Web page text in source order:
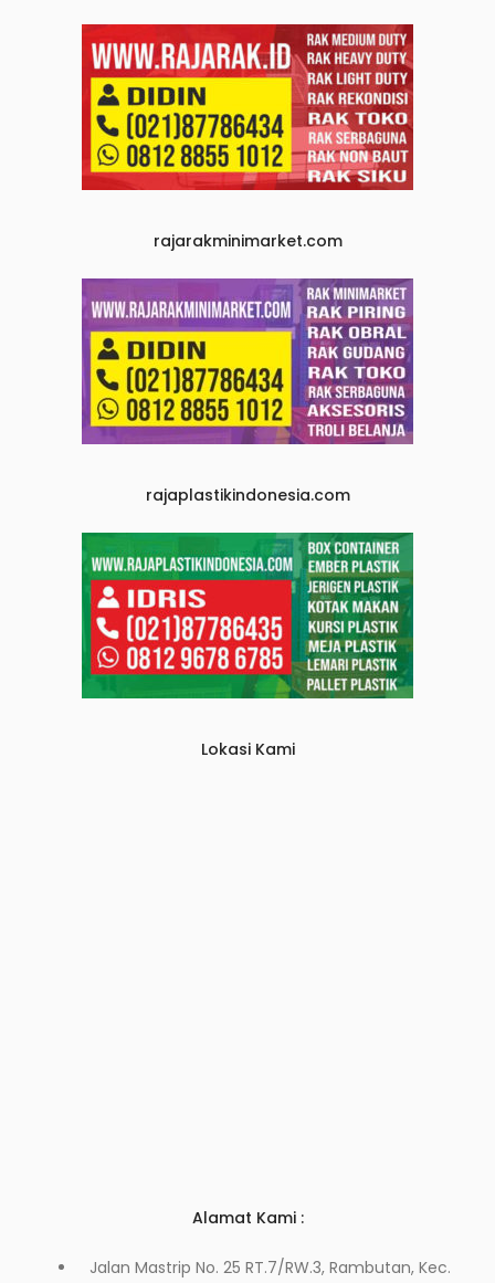
rajarakminimarket.com
rajaplastikindonesia.com
Lokasi Kami
Alamat Kami :
Jalan Mastrip No. 25 RT.7/RW.3, Rambutan, Kec.